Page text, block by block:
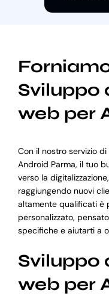
Sviluppo
web per
Con il nostro servizio
Android Parma, il tuo
verso la
raggiungendo nuovi
altamente qualificati è
personalizzato,
specifiche e aiutarti a
Sviluppo
web per